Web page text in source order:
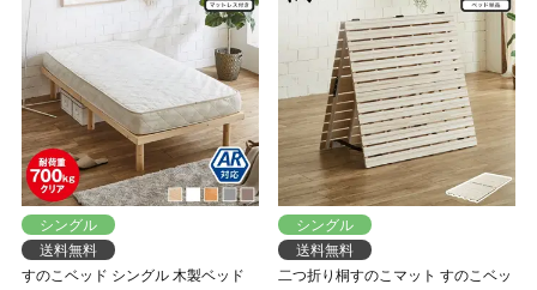
シングル
送料無料
すのこベッド シングル 木製ベッド
シングル
送料無料
二つ折り桐すのこマット すのこベッ